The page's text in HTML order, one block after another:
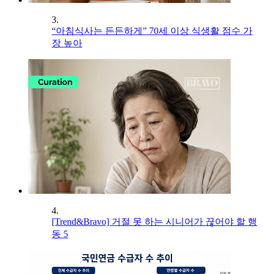
3.
“아침식사는 든든하게” 70세 이상 식생활 점수 가
장 높아
4.
[Trend&Bravo] 거절 못 하는 시니어가 끊어야 할 행
동 5